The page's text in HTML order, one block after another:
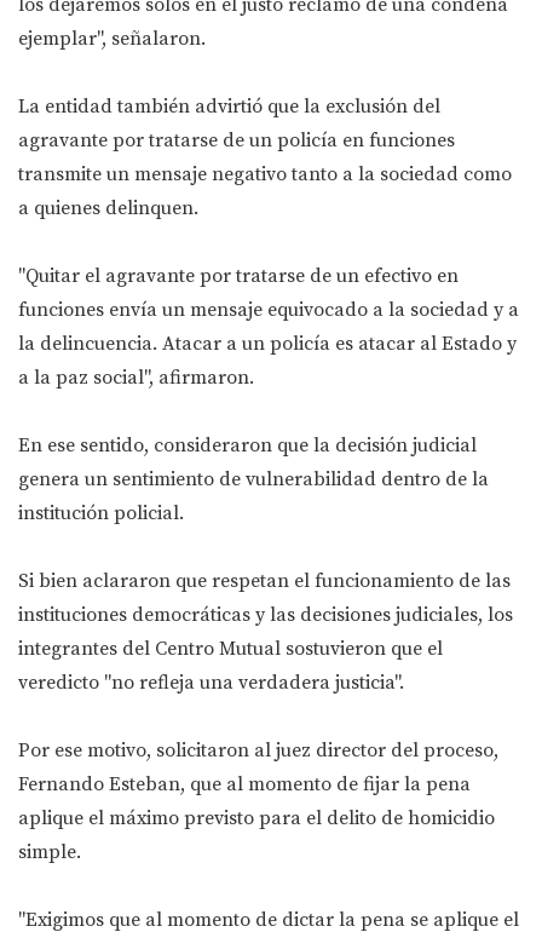
los dejaremos solos en el justo reclamo de una condena
ejemplar", señalaron.
La entidad también advirtió que la exclusión del
agravante por tratarse de un policía en funciones
transmite un mensaje negativo tanto a la sociedad como
a quienes delinquen.
"Quitar el agravante por tratarse de un efectivo en
funciones envía un mensaje equivocado a la sociedad y a
la delincuencia. Atacar a un policía es atacar al Estado y
a la paz social", afirmaron.
En ese sentido, consideraron que la decisión judicial
genera un sentimiento de vulnerabilidad dentro de la
institución policial.
Si bien aclararon que respetan el funcionamiento de las
instituciones democráticas y las decisiones judiciales, los
integrantes del Centro Mutual sostuvieron que el
veredicto "no refleja una verdadera justicia".
Por ese motivo, solicitaron al juez director del proceso,
Fernando Esteban, que al momento de fijar la pena
aplique el máximo previsto para el delito de homicidio
simple.
"Exigimos que al momento de dictar la pena se aplique el